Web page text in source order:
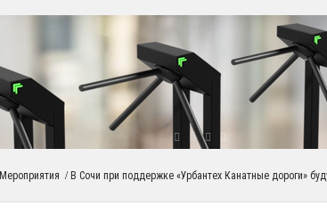
Мероприятия / В Сочи при поддержке «Урбантех Канатные дороги»